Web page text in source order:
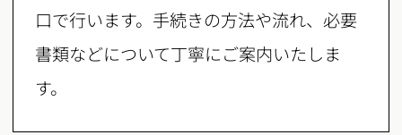
口で行います。手続きの方法や流れ、必要
書類などについて丁寧にご案内いたしま
す。